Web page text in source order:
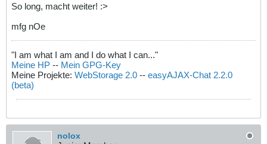
So long, macht weiter! :>
mfg nOe
"I am what I am and I do what I can..."
Meine HP -- Mein GPG-Key
Meine Projekte: WebStorage 2.0 -- easyAJAX-Chat 2.2.0
(beta)
nolox